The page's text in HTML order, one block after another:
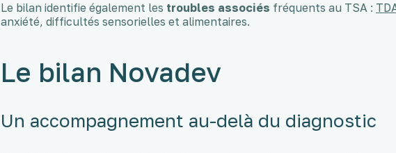
Le bilan identifie également les troubles associés fréquents au TSA :
anxiété, difficultés sensorielles et alimentaires.
Le bilan Novadev
Un accompagnement au-delà du diagnostic